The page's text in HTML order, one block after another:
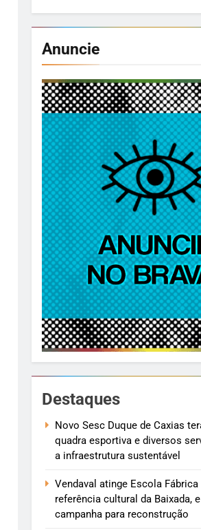
Anuncie
Destaques
Novo Sesc Duque de Caxias
quadra esportiva e diversos
a infraestrutura sustentável
Vendaval atinge Escola
referência cultural da Baixada,
campanha para reconstrução